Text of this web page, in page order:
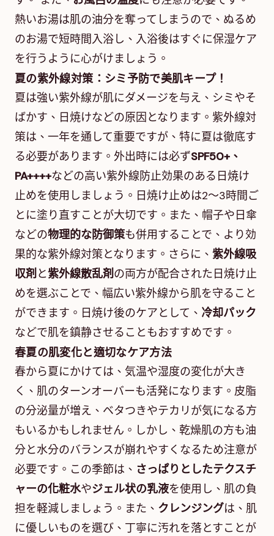
熱いお湯は肌の油分を奪ってしまうので、ぬるめ
のお湯で短時間入浴し、入浴後はすぐに保湿ケア
を行うように心がけましょう。
夏の紫外線対策：シミ予防で美肌キープ！
夏は強い紫外線が肌にダメージを与え、シミやそ
ばかす、日焼けなどの原因となります。紫外線対
策は、一年を通して重要ですが、特に夏は徹底す
る必要があります。外出時には必ずSPF50+、
PA++++などの高い紫外線防止効果のある日焼け
止めを使用しましょう。日焼け止めは2～3時間ご
とに塗り直すことが大切です。また、帽子や日傘
などの物理的な防御策も併用することで、より効
果的な紫外線対策となります。さらに、 紫外線吸
収剤と紫外線散乱剤の両方が配合された日焼け止
めを選ぶことで、幅広い紫外線から肌を守ること
ができます。日焼け後のケアとして、 冷却パック
などで肌を鎮静させることもおすすめです。
春夏の肌変化と適切なケア方法
春から夏にかけては、気温や湿度の変化が大き
く、肌のターンオーバーも活発になります。皮脂
の分泌量が増え、ベタつきやテカリが気になる方
もいるかもしれません。しかし、乾燥肌の方も油
分と水分のバランスが崩れやすくなるため注意が
必要です。この季節は、 さっぱりとしたテクスチ
ャーの化粧水やジェル状の乳液を使用し、肌の負
担を軽減しましょう。また、 クレンジングは、肌
に優しいものを選び、丁寧に汚れを落とすことが